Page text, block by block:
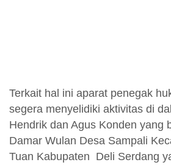
Terkait hal ini aparat penegak
segera menyelidiki aktivitas di
Hendrik dan Agus Konden yang
Damar Wulan Desa Sampali
Tuan Kabupaten Deli Serdang